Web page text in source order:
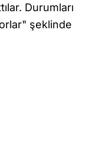
Durumları
şeklinde